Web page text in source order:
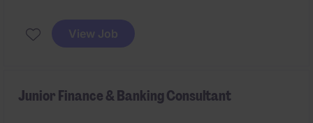
Senior Compliance Officer
View Job
Junior Finance & Banking Consultant